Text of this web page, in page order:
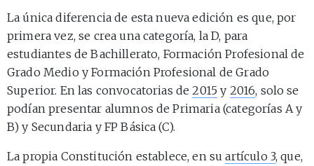
La única diferencia de esta nueva edición es que, por
primera vez, se crea una categoría, la D, para
estudiantes de Bachillerato, Formación Profesional de
Grado Medio y Formación Profesional de Grado
Superior. En las convocatorias de 2015 y 2016, solo se
podían presentar alumnos de Primaria (categorías A y
B) y Secundaria y FP Básica (C).
La propia Constitución establece, en suartículo 3, que,